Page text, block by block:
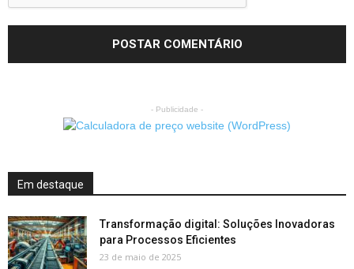
- Publicidade -
Em destaque
Transformação digital: Soluções Inovadoras
para Processos Eficientes
23 de maio de 2025